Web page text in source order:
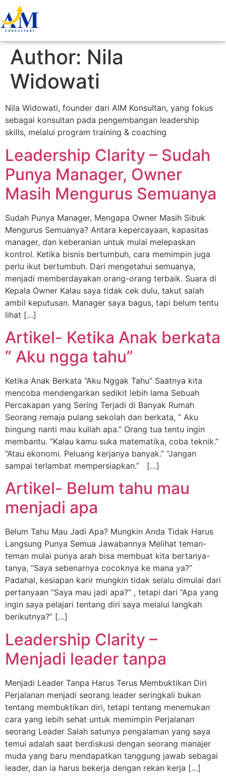
Author: Nila
Widowati
Nila Widowati, founder dari AIM Konsultan, yang fokus
sebagai konsultan pada pengembangan leadership
skills, melalui program training & coaching
Leadership Clarity – Sudah
Punya Manager, Owner
Masih Mengurus Semuanya
Sudah Punya Manager, Mengapa Owner Masih Sibuk
Mengurus Semuanya? Antara kepercayaan, kapasitas
manager, dan keberanian untuk mulai melepaskan
kontrol. Ketika bisnis bertumbuh, cara memimpin juga
perlu ikut bertumbuh. Dari mengetahui semuanya,
menjadi memberdayakan orang-orang terbaik. Suara di
Kepala Owner Kalau saya tidak cek dulu, takut salah
ambil keputusan. Manager saya bagus, tapi belum tentu
lihat […]
Artikel- Ketika Anak berkata
” Aku ngga tahu”
Ketika Anak Berkata “Aku Nggak Tahu” Saatnya kita
mencoba mendengarkan sedikit lebih lama Sebuah
Percakapan yang Sering Terjadi di Banyak Rumah
Seorang remaja pulang sekolah dan berkata, ” Aku
bingung nanti mau kuliah apa.” Orang tua tentu ingin
membantu. “Kalau kamu suka matematika, coba teknik.”
“Atau ekonomi. Peluang kerjanya banyak.” “Jangan
sampai terlambat mempersiapkan.” […]
Artikel- Belum tahu mau
menjadi apa
Belum Tahu Mau Jadi Apa? Mungkin Anda Tidak Harus
Langsung Punya Semua Jawabannya Melihat teman-
teman mulai punya arah bisa membuat kita bertanya-
tanya, “Saya sebenarnya cocoknya ke mana ya?”
Padahal, kesiapan karir mungkin tidak selalu dimulai dari
pertanyaan “Saya mau jadi apa?” , tetapi dari “Apa yang
ingin saya pelajari tentang diri saya melalui langkah
berikutnya?” […]
Leadership Clarity –
Menjadi leader tanpa
Menjadi Leader Tanpa Harus Terus Membuktikan Diri
Perjalanan menjadi seorang leader seringkali bukan
tentang membuktikan diri, tetapi tentang menemukan
cara yang lebih sehat untuk memimpin Perjalanan
seorang Leader Salah satunya pengalaman yang saya
temui adalah saat berdiskusi dengan seorang manajer
muda yang baru mendapatkan tanggung jawab sebagai
leader, dan ia harus bekerja dengan rekan kerja […]